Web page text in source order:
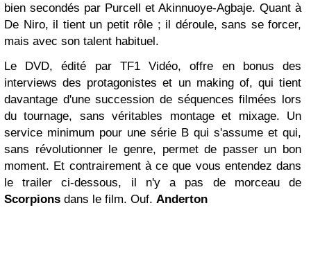
bien secondés par Purcell et Akinnuoye-Agbaje. Quant à
De Niro, il tient un petit rôle ; il déroule, sans se forcer,
mais avec son talent habituel.
Le DVD, édité par TF1 Vidéo, offre en bonus des
interviews des protagonistes et un making of, qui tient
davantage d'une succession de séquences filmées lors
du tournage, sans véritables montage et mixage. Un
service minimum pour une série B qui s'assume et qui,
sans révolutionner le genre, permet de passer un bon
moment. Et contrairement à ce que vous entendez dans
le trailer ci-dessous, il n'y a pas de morceau de
Scorpions dans le film. Ouf. Anderton